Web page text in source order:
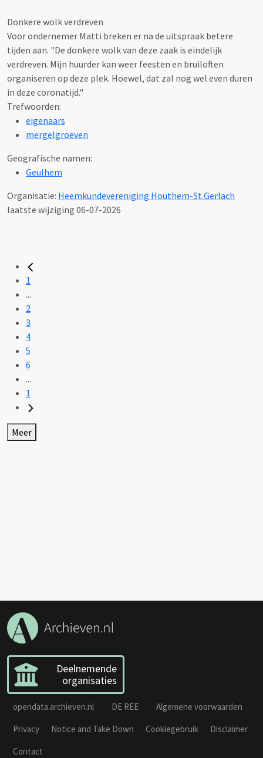
Donkere wolk verdreven
Voor ondernemer Matti breken er na de uitspraak betere
tijden aan. "De donkere wolk van deze zaak is eindelijk
verdreven. Mijn huurder kan weer feesten en bruiloften
organiseren op deze plek. Hoewel, dat zal nog wel even duren
in deze coronatijd."
Trefwoorden:
eigenaars
mergelgroeven
Geografische namen:
Geulhem
Organisatie: Heemkundevereniging Houthem-St.Gerlach
laatste wijziging 06-07-2026
1
...
2
3
4
5
6
...
1
Meer
Deelnemende
organisaties
opendata.archieven.nl DE REE
Algemene voorwaarden
Privacy
Notice and Take Down Cookiegebruik
Disclaimer
Contact